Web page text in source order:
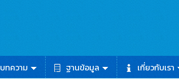
บทความ ฐานข้อมูล เกี่ยวกับเรา